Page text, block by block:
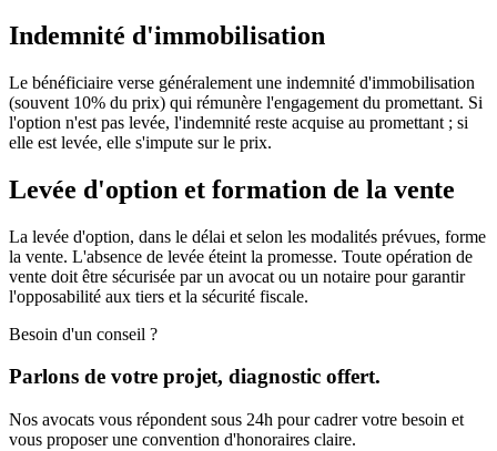
Indemnité d'immobilisation
Le bénéficiaire verse généralement une indemnité d'immobilisation
(souvent 10% du prix) qui rémunère l'engagement du promettant. Si
l'option n'est pas levée, l'indemnité reste acquise au promettant ; si
elle est levée, elle s'impute sur le prix.
Levée d'option et formation de la vente
La levée d'option, dans le délai et selon les modalités prévues, forme
la vente. L'absence de levée éteint la promesse. Toute opération de
vente doit être sécurisée par un avocat ou un notaire pour garantir
l'opposabilité aux tiers et la sécurité fiscale.
Besoin d'un conseil ?
Parlons de votre projet, diagnostic offert.
Nos avocats vous répondent sous 24h pour cadrer votre besoin et
vous proposer une convention d'honoraires claire.